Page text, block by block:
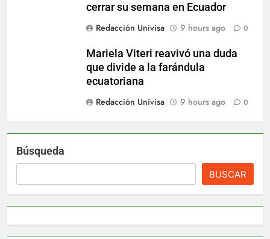
cerrar su semana en Ecuador
Redacción Univisa
9 hours ago 0
Mariela Viteri reavivó una duda
que divide a la farándula
ecuatoriana
Redacción Univisa
9 hours ago 0
Búsqueda
BUSCAR